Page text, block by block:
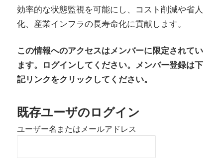
効率的な状態監視を可能にし、コスト削減や省人
化、産業インフラの長寿命化に貢献します。
この情報へのアクセスはメンバーに限定されてい
ます。ログインしてください。メンバー登録は下
記リンクをクリックしてください。
既存ユーザのログイン
ユーザー名またはメールアドレス